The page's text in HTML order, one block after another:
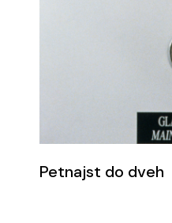
Petnajst do dveh